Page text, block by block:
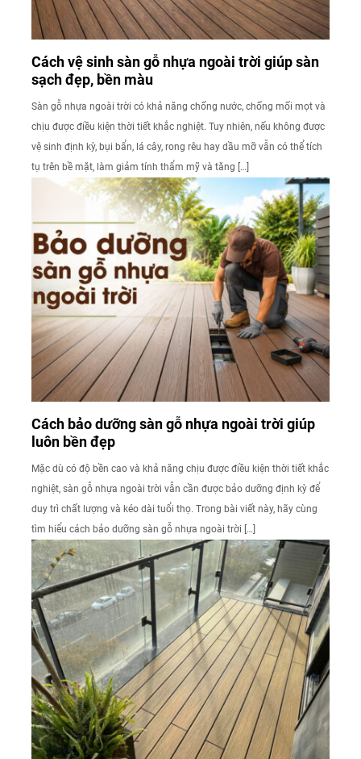
Cách vệ sinh sàn gỗ nhựa ngoài trời giúp sàn
sạch đẹp, bền màu
Sàn gỗ nhựa ngoài trời có khả năng chống nước, chống mối mọt và
chịu được điều kiện thời tiết khắc nghiệt. Tuy nhiên, nếu không được
vệ sinh định kỳ, bụi bẩn, lá cây, rong rêu hay dầu mỡ vẫn có thể tích
tụ trên bề mặt, làm giảm tính thẩm mỹ và tăng […]
Cách bảo dưỡng sàn gỗ nhựa ngoài trời giúp
luôn bền đẹp
Mặc dù có độ bền cao và khả năng chịu được điều kiện thời tiết khắc
nghiệt, sàn gỗ nhựa ngoài trời vẫn cần được bảo dưỡng định kỳ để
duy trì chất lượng và kéo dài tuổi thọ. Trong bài viết này, hãy cùng
tìm hiểu cách bảo dưỡng sàn gỗ nhựa ngoài trời […]